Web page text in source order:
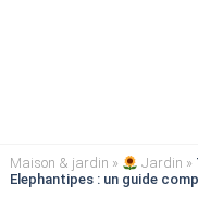
Maison & jardin » Jardin »
Elephantipes : un guide